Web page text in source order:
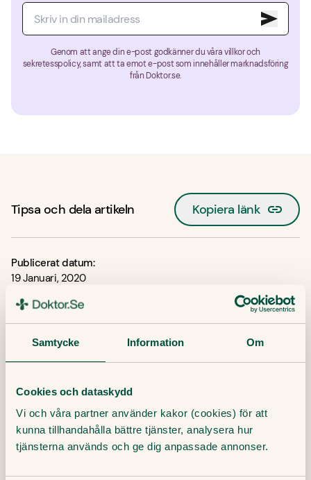
Samtycke Information Om
Cookies och dataskydd
Vi och våra partner använder kakor (cookies) för att
kunna tillhandahålla bättre tjänster, analysera hur
tjänsterna används och ge dig anpassade annonser.
Genom att ange din e-post godkänner du våra villkor och
sekretesspolicy, samt att ta emot e-post som innehåller marknadsföring
från Doktor.se.
Tipsa och dela artikeln Kopiera länk
Publicerat datum:
19 Januari, 2020
Senaste artiklar
senaste inom sjukvård, hälsa och medicin.